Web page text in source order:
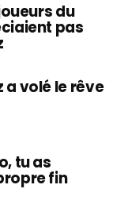
du
pas
a volé le rêve
tu as
fin